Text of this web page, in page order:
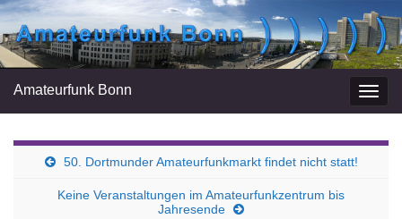
Amateurfunk Bonn
50. Dortmunder Amateurfunkmarkt findet nicht statt!
Keine Veranstaltungen im Amateurfunkzentrum bis
Jahresende